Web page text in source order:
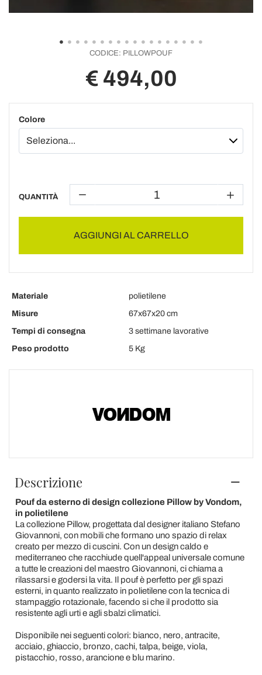
CODICE: PILLOWPOUF
€ 494,00
Colore
QUANTITÀ
AGGIUNGI AL CARRELLO
Materiale
polietilene
Misure
67x67x20 cm
Tempi di consegna
3 settimane lavorative
Peso prodotto
5 Kg
Descrizione
Pouf da esterno di design collezione Pillow by Vondom,
in polietilene
La collezione Pillow, progettata dal designer italiano Stefano
Giovannoni, con mobili che formano uno spazio di relax
creato per mezzo di cuscini. Con un design caldo e
mediterraneo che racchiude quell'appeal universale comune
a tutte le creazioni del maestro Giovannoni, ci chiama a
rilassarsi e godersi la vita. Il pouf è perfetto per gli spazi
esterni, in quanto realizzato in polietilene con la tecnica di
stampaggio rotazionale, facendo si che il prodotto sia
resistente agli urti e agli sbalzi climatici.
Disponibile nei seguenti colori: bianco, nero, antracite,
acciaio, ghiaccio, bronzo, cachi, talpa, beige, viola,
pistacchio, rosso, arancione e blu marino.